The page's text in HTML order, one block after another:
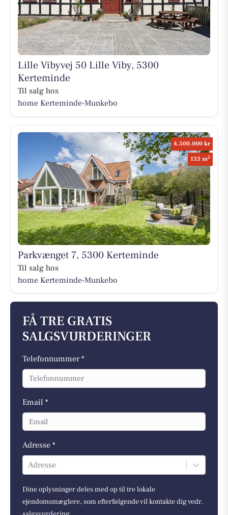
Lille Vibyvej 50 Lille Viby, 5300
Kerteminde
Til salg hos
home Kerteminde-Munkebo
4.500.000 kr
133 m2
Parkvænget 7, 5300 Kerteminde
Til salg hos
home Kerteminde-Munkebo
FÅ TRE GRATIS
SALGSVURDERINGER
Telefonnummer *
Email *
Adresse *
Adresse
Dine oplysninger deles med op til tre lokale
ejendomsmæglere, som efterfølgende vil kontakte dig vedr.